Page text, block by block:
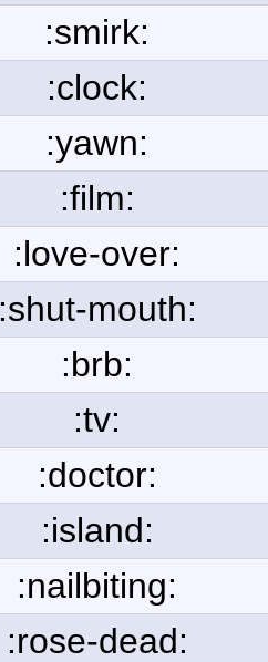
:smirk:
:clock:
:yawn:
:film:
:love-over:
:shut-mouth:
:brb:
:tv:
:doctor:
:island:
:nailbiting:
:rose-dead: